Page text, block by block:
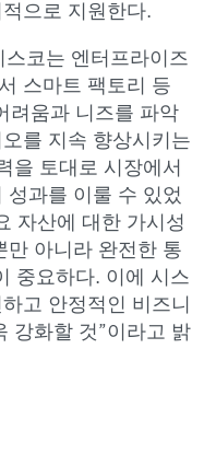
으로 지원한다.
코는 엔터프라이즈
스마트 팩토리 등
려움과 니즈를 파악
를 지속 향상시키는
을 토대로 시장에서
성과를 이룰 수 있었
자산에 대한 가시성
만 아니라 완전한 통
중요하다. 이에 시스
고 안정적인 비즈니
강화할 것”이라고 밝